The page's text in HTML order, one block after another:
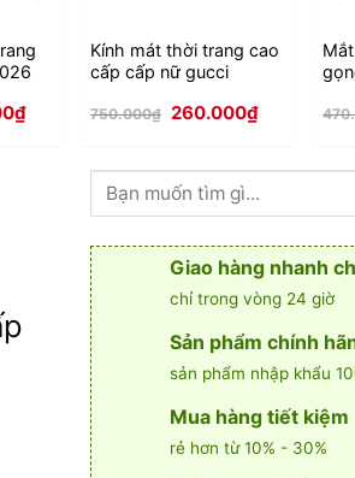
₫Giá
290.000₫.
Kính mát thời trang cao
cấp cấp nữ gucci
750.000₫ Giá
gốc
260.000₫Giá
hiện
260.000₫.
Giao hàng nhanh
chỉ trong vòng 24 giờ
Sản phẩm chính
sản phẩm nhập khẩu
Mua hàng tiết kiệm
rẻ hơn từ 10% - 30%